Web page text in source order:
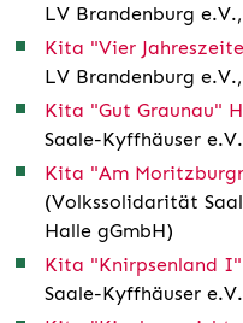
LV Brandenburg
Kita "Vier
LV Brandenburg
Kita "Gut Graunau"
Saale-Kyffhäuser
Kita "Am
(Volkssolidarität
Halle gGmbH)
Kita "Knirpsenland
Saale-Kyffhäuser